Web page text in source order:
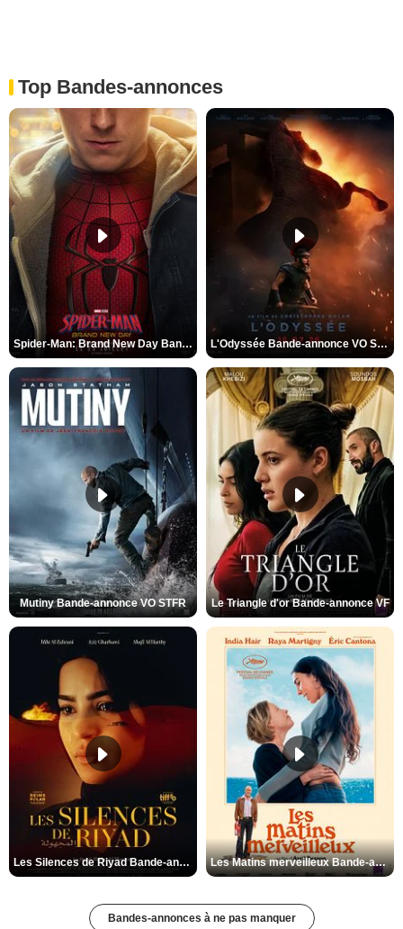
Top Bandes-annonces
Spider-Man: Brand New Day Bande-annonce VO STFR L'Odyssée Bande-annonce VO STFR
Mutiny Bande-annonce VO STFR Le Triangle d'or Bande-annonce VF
Les Silences de Riyad Bande-annonce VO STFR Les Matins merveilleux Bande-annonce VF
Bandes-annonces à ne pas manquer